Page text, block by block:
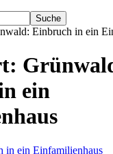
Einbruch in ein
ein